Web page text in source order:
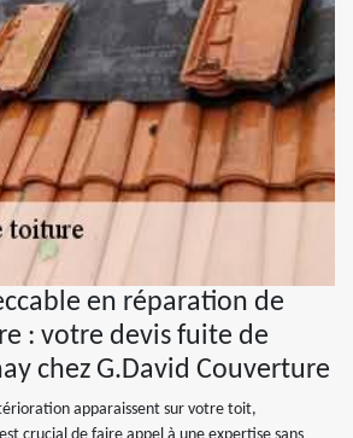
en réparation de
: votre devis fuite de
chez G.David Couverture
apparaissent sur votre toit,